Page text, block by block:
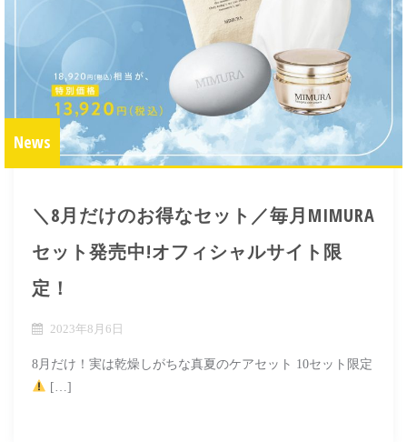
News
＼8月だけのお得なセット／毎月MIMURA
セット発売中!オフィシャルサイト限
定！
2023年8月6日
8月だけ！実は乾燥しがちな真夏のケアセット 10セット限定
[…]